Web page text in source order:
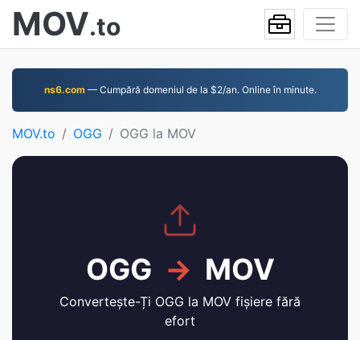
MOV.to
ns6.com— Cumpără domeniul de la $2/an. Online în minute.
MOV.to OGG OGG la MOV
OGG → MOV
Convertește-Ți OGG la MOV fișiere fără
efort